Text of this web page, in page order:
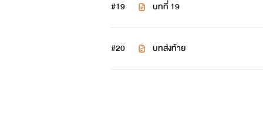
#19 บทที่ 19
#20 บทส่งท้าย